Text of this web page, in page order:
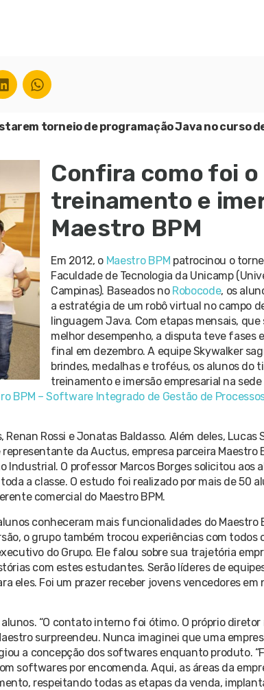
torneio de programação Java no curso
Confira como foi o
treinamento e
Maestro BPM
Em 2012, o Maestro BPM patrocinou o
Faculdade de Tecnologia da Unicamp
Campinas). Baseados no Robocode, os
a estratégia de um robô virtual no campo
linguagem Java. Com etapas mensais,
melhor desempenho, a disputa teve fases
final em dezembro. A equipe Skywalker
brindes, medalhas e troféus, os alunos do
treinamento e imersão empresarial na sede
BPM – Software Integrado de Gestão de
Rossi e Jonatas Baldasso. Além deles,
da Auctus, empresa parceira Maestro
O professor Marcos Borges solicitou aos
a classe. O estudo foi realizado por mais de 50
comercial do Maestro BPM.
conheceram mais funcionalidades do Maestro
o grupo também trocou experiências com todos
do Grupo. Ele falou sobre sua trajetória
com estes estudantes. Serão líderes de
Foi um prazer receber jovens vencedores em
“O contato interno foi ótimo. O próprio diretor
surpreendeu. Nunca imaginei que uma
a concepção dos softwares enquanto produto.
softwares por encomenda. Aqui, as áreas da
respeitando todas as etapas da venda,